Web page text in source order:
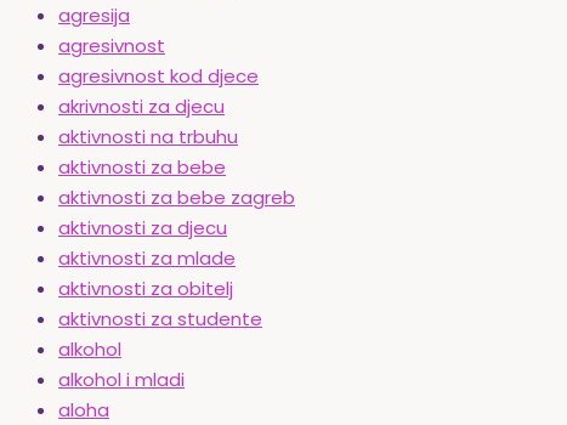
agresija
agresivnost
agresivnost kod djece
akrivnosti za djecu
aktivnosti na trbuhu
aktivnosti za bebe
aktivnosti za bebe zagreb
aktivnosti za djecu
aktivnosti za mlade
aktivnosti za obitelj
aktivnosti za studente
alkohol
alkohol i mladi
aloha